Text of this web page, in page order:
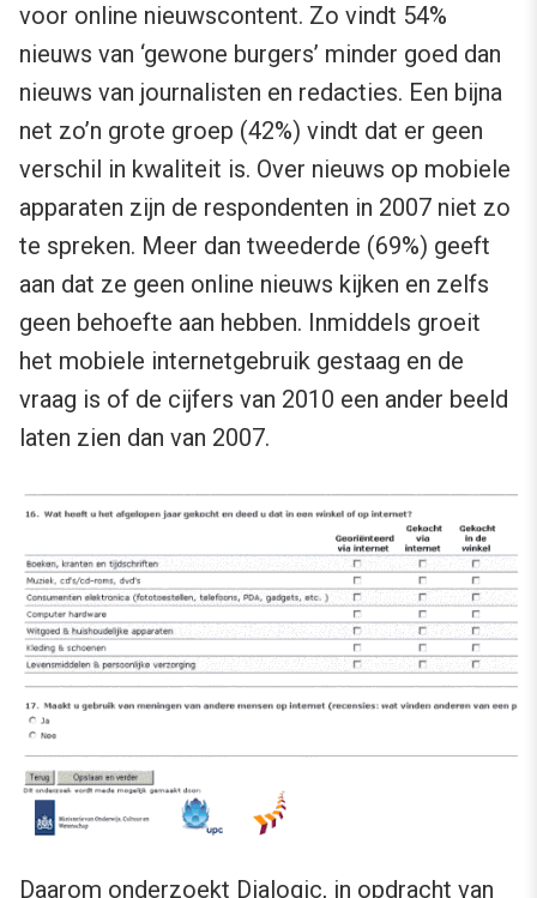
voor online nieuwscontent. Zo vindt 54%
nieuws van ‘gewone burgers’ minder goed dan
nieuws van journalisten en redacties. Een bijna
net zo’n grote groep (42%) vindt dat er geen
verschil in kwaliteit is. Over nieuws op mobiele
apparaten zijn de respondenten in 2007 niet zo
te spreken. Meer dan tweederde (69%) geeft
aan dat ze geen online nieuws kijken en zelfs
geen behoefte aan hebben. Inmiddels groeit
het mobiele internetgebruik gestaag en de
vraag is of de cijfers van 2010 een ander beeld
laten zien dan van 2007.
Daarom onderzoekt Dialogic, in opdracht van